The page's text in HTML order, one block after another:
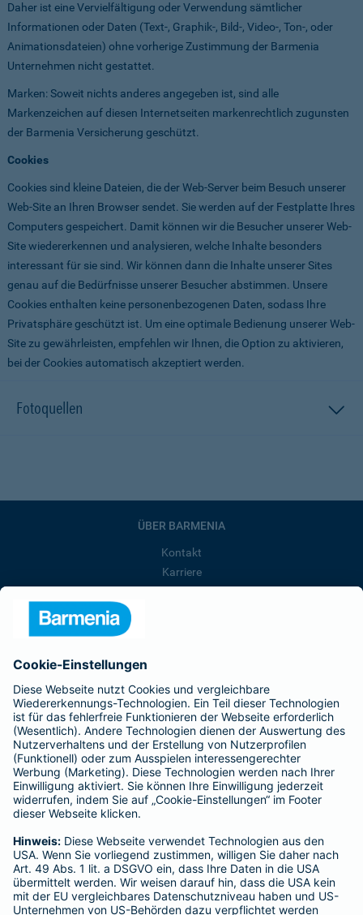
Daher ist eine Vervielfältigung oder Verwendung sämtlicher
Informationen oder Daten (Text-, Graphik-, Bild-, Video-, Ton-, oder
Animationsdateien) ohne vorherige Zustimmung der Barmenia
Unternehmen nicht gestattet.
Marken: Soweit nichts anderes angegeben ist, sind alle
Markenzeichen auf diesen Internetseiten markenrechtlich zugunsten
der Barmenia Versicherung geschützt.
Cookies
Cookies sind kleine Dateien, die der Web-Server beim Besuch unserer
Web-Site an Ihren Browser sendet. Sie werden auf der Festplatte Ihres
Computers gespeichert. Damit können wir die Besucher unserer Web-
Site wiedererkennen und analysieren, welche Inhalte besonders
interessant für sie sind. Wir können dann die Inhalte unserer Sites
genau auf die Bedürfnisse unserer Besucher abstimmen. Unsere
Cookies enthalten keine personenbezogenen Daten, sodass Ihre
Privatsphäre geschützt ist. Um eine optimale Bedienung unserer Web-
Site zu gewährleisten, empfehlen wir Ihnen, die Option zu aktivieren,
bei der Cookies automatisch akzeptiert werden.
Fotoquellen
ÜBER BARMENIA
Kontakt
Karriere
Barmenia ist Teil der BarmeniaGothaer
BELIEBTE SEITEN
Kranken-Zusatzversicherung
Tierversicherungen
Haftpflichtversicherung
Hausratversicherung
Adresse ändern
Schaden melden
Kilometerstandsmeldung
Serviceübersicht